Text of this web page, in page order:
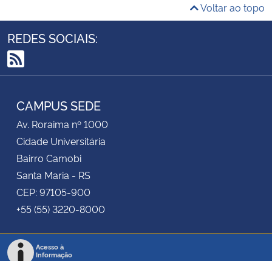
Voltar ao topo
REDES SOCIAIS:
RSS
CAMPUS SEDE
Av. Roraima nº 1000
Cidade Universitária
Bairro Camobi
Santa Maria - RS
CEP: 97105-900
+55 (55) 3220-8000
Acesso à
Informação